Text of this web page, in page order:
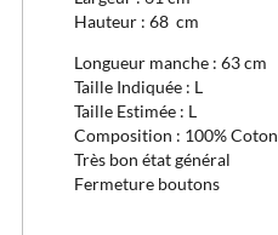
Hauteur : 68 cm
Longueur manche : 63 cm
Taille Indiquée : L
Taille Estimée : L
Composition : 100% Coton
Très bon état général
Fermeture boutons